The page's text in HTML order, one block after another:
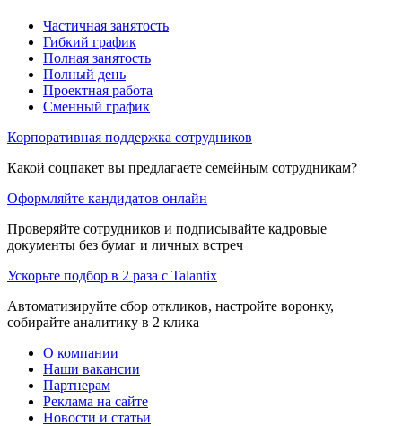
Частичная занятость
Гибкий график
Полная занятость
Полный день
Проектная работа
Сменный график
Корпоративная поддержка сотрудников
Какой соцпакет вы предлагаете семейным сотрудникам?
Оформляйте кандидатов онлайн
Проверяйте сотрудников и подписывайте кадровые
документы без бумаг и личных встреч
Ускорьте подбор в 2 раза с Talantix
Автоматизируйте сбор откликов, настройте воронку,
собирайте аналитику в 2 клика
О компании
Наши вакансии
Партнерам
Реклама на сайте
Новости и статьи